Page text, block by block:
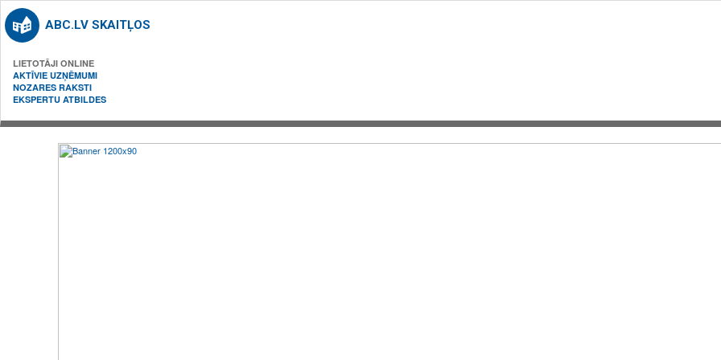
ABC.LV SKAITĻOS
LIETOTĀJI ONLINE
AKTĪVIE UZŅĒMUMI
NOZARES RAKSTI
EKSPERTU ATBILDES